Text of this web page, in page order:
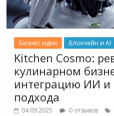
Бизнес идеи Блокчейн и AI
Kitchen Cosmo:
кулинарном
интеграцию ИИ и
подхода
04.09.2025 0 отзывов